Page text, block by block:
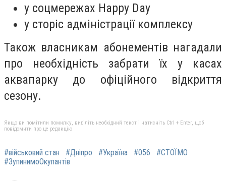
у соцмережах Happy Day
у сторіс адміністрації комплексу
Також власникам абонементів нагадали
про необхідність забрати їх у касах
аквапарку до офіційного відкриття
сезону.
Якщо ви помітили помилку, виділіть необхідний текст і натисніть Ctrl + Enter, щоб
повідомити про це редакцію
#військовий стан #Дніпро #Україна #056
#СТОЇМО
#ЗупинимоОкупантів